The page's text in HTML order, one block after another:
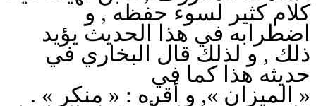
كلام كثير لسوء حفظه , و
اضطرابه في هذا الحديث يؤيد
ذلك , و لذلك قال البخاري في
حديثه هذا كما في
« الميزان »‎, و أقره : « منكر » .